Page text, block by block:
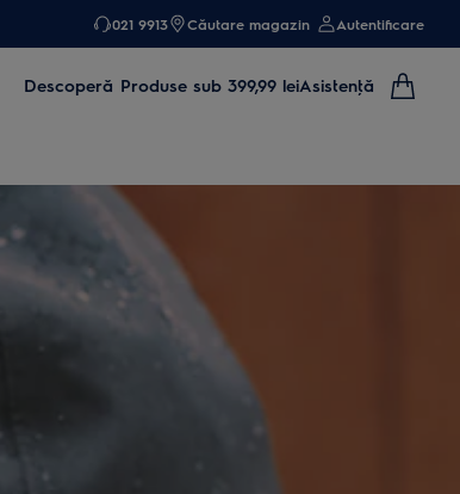
021 9913 Căutare magazin Autentificare
Descoperă Produse sub 399,99 leiAsistenţă